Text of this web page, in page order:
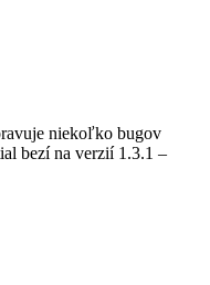
niekoľko bugov
bezí na verzií 1.3.1 –